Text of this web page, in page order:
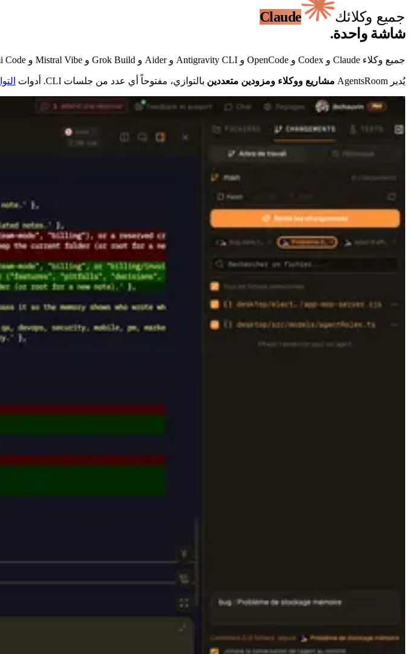
جميع وكلائك
Claude
شاشة واحدة.
جميع وكلاء Claude و Codex و OpenCode و Antigravity CLI و Aider و Grok Build و Mistral Vibe و Kimi Code في شاشة واحدة. AgentsRoom يدعم عدة مزوّدي أدوات البرمجة بالذكاء الاصطناعي.
يُدير AgentsRoom مشاريع ووكلاء ومزودين متعددين بالتوازي، مفتوحاً أي عدد من جلسات CLI. أدوات